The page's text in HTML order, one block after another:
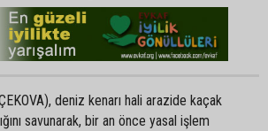
deniz kenarı hali arazide kaçak
savunarak, bir an önce yasal işlem